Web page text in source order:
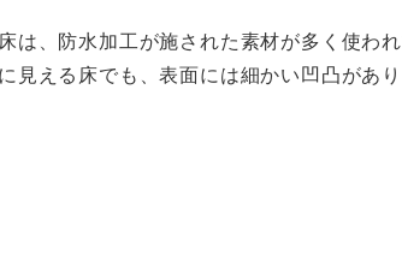
は、防水加工が施された素材が多く使われ
見える床でも、表面には細かい凹凸があり